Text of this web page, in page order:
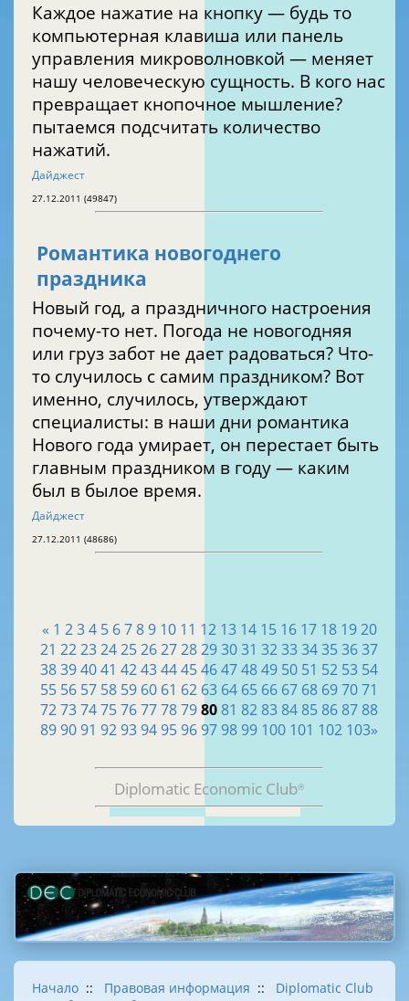
Каждое нажатие на кнопку — будь то
компьютерная клавиша или панель
управления микроволновкой — меняет
нашу человеческую сущность. В кого нас
превращает кнопочное мышление?
пытаемся подсчитать количество
нажатий.
Дайджест
27.12.2011 (49847)
Романтика новогоднего
праздника
Новый год, а праздничного настроения
почему-то нет. Погода не новогодняя
или груз забот не дает радоваться? Что-
то случилось с самим праздником? Вот
именно, случилось, утверждают
специалисты: в наши дни романтика
Нового года умирает, он перестает быть
главным праздником в году — каким
был в былое время.
Дайджест
27.12.2011 (48686)
« 1 2 3 4 5 6 7 8 9 10 11 12 13 14 15 16 17 18 19 20
21 22232425262728293031 323334353637
38394041 4243444546474849 50 51 52 53 54
55 56 57 58 59 60 61 62 63 64 65 66 67 68 697071
727374757677787980 81 82 83 84 85 86 87 88
899091 929394959697 98 99 100 101 102 103»
Diplomatic Economic Club®
Начало :: Правовая информация :: Diplomatic Club